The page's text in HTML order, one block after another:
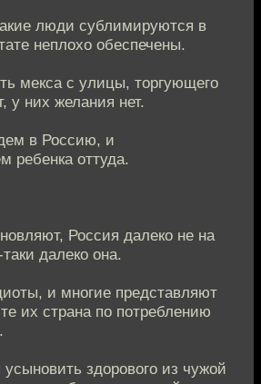
люди сублимируются в
неплохо обеспечены.
мекса с улицы, торгующего
у них желания нет.
в Россию, и
ребенка оттуда.
Россия далеко не на
далеко она.
и многие представляют
их страна по потреблению
здорового из чужой